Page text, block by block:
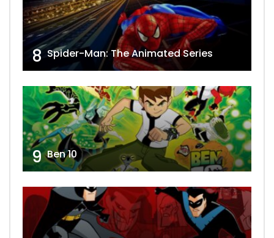
8 Spider-Man: The Animated Series
9 Ben 10